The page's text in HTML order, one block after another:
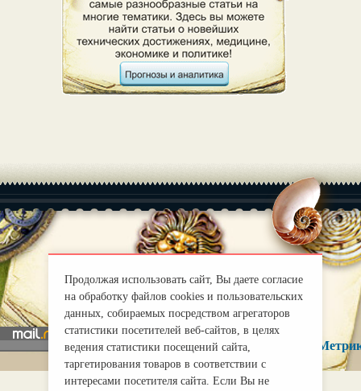
mirprognoz@mail.ru
Продолжая использовать сайт, Вы даете согласие
на обработку файлов cookies и пользовательских
данных, собираемых посредством агрегаторов
статистики посетителей веб-сайтов, в целях
ведения статистики посещений сайта,
таргетирования товаров в соответствии с
интересами посетителя сайта. Если Вы не